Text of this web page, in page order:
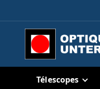
Télescopes